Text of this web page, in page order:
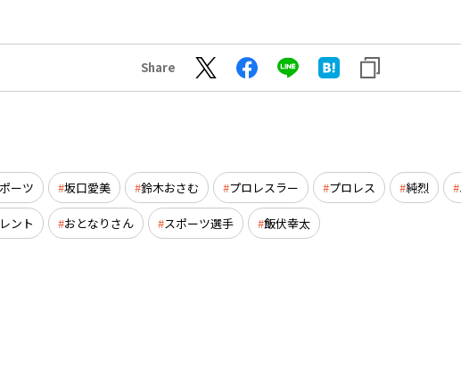
Share
ーツ 坂口愛美 鈴木おさむ プロレスラー プロレス 純烈
ント おとなりさん スポーツ選手 飯伏幸太